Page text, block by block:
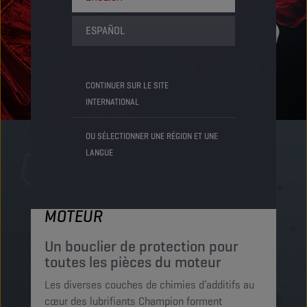
ESPAÑOL
CONTINUER SUR LE SITE
INTERNATIONAL
OU SÉLECTIONNER UNE RÉGION ET UNE
LANGUE
MOTEUR
Un bouclier de protection pour
toutes les pièces du moteur
Les diverses couches de chimies d’additifs au
cœur des lubrifiants Champion forment